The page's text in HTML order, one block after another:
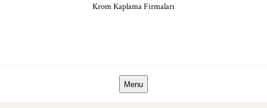
Krom Kaplama Firmaları
Menu